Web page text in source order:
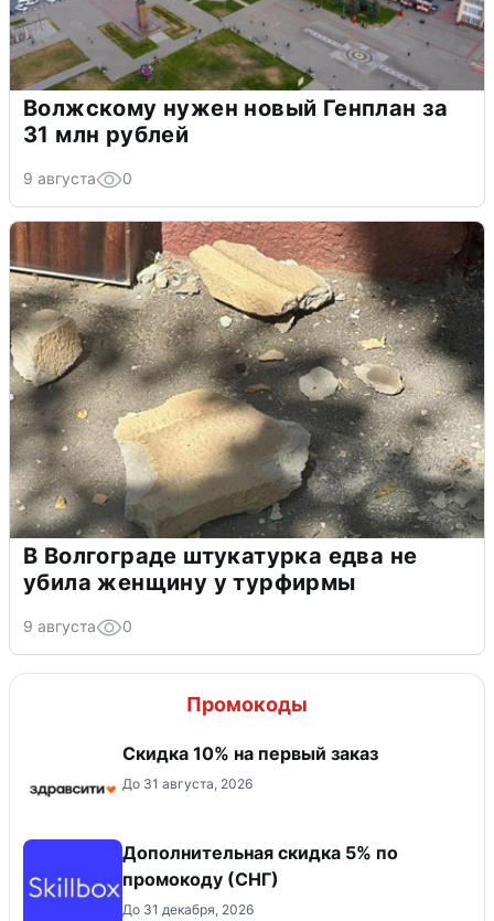
Волжскому нужен новый Генплан за
31 млн рублей
9 августа 0
В Волгограде штукатурка едва не
убила женщину у турфирмы
9 августа 0
Промокоды
Скидка 10% на первый заказ
До 31 августа, 2026
Дополнительная скидка 5% по
промокоду (СНГ)
До 31 декабря, 2026